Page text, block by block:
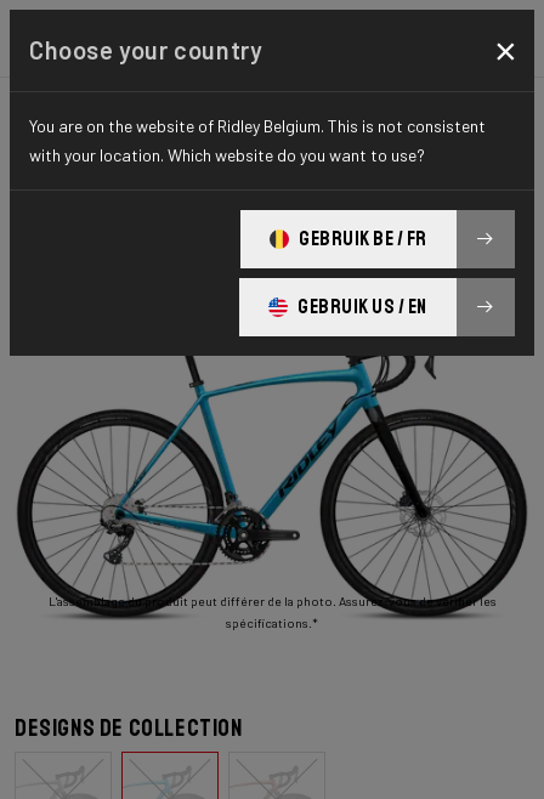
GRAVEL ADVENTURE HYDRO SERIES
Kanzo A
Kanzo A GRX 600 2x11 KAA04Bs(M)
L'assemblage du produit peut différer de la photo. Assurez-vous de vérifier les
spécifications.*
Designs de collection
Choose your country ×
You are on the website of Ridley Belgium. This is not consistent
with your location. Which website do you want to use?
GEBRUIK BE / FR
GEBRUIK US / EN